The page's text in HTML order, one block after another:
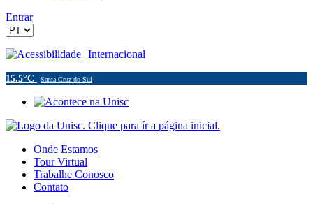
Entrar
Acessibilidade Internacional
15.5°C Santa Cruz do Sul
Onde Estamos
Tour Virtual
Trabalhe Conosco
Contato